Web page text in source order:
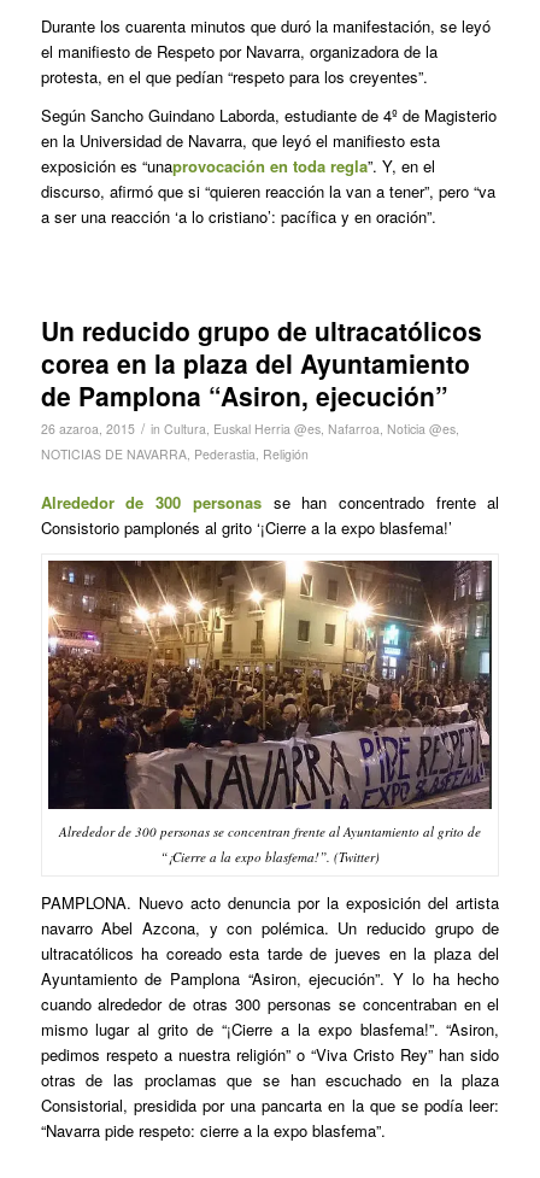
Durante los cuarenta minutos que duró la manifestación, se leyó
el manifiesto de Respeto por Navarra, organizadora de la
protesta, en el que pedían “respeto para los creyentes”.
Según Sancho Guindano Laborda, estudiante de 4º de Magisterio
en la Universidad de Navarra, que leyó el manifiesto esta
exposición es “unaprovocación en toda regla”. Y, en el
discurso, afirmó que si “quieren reacción la van a tener”, pero “va
a ser una reacción ‘a lo cristiano’: pacífica y en oración”.
Un reducido grupo de ultracatólicos
corea en la plaza del Ayuntamiento
de Pamplona “Asiron, ejecución”
26 azaroa, 2015 / in Cultura Euskal Herria @es, Nafarroa Noticia @es,
NOTICIAS DE NAVARRA, Pederastia Religión
Alrededor de 300 personasse han concentrado frente al
Consistorio pamplonés al grito ‘¡Cierre a la expo blasfema!’
Alrededor de 300 personas se concentran frente al Ayuntamiento al grito de
“¡Cierre a la expo blasfema!”. (Twitter)
PAMPLONA. Nuevo acto denuncia por la exposición del artista
navarro Abel Azcona, y con polémica. Un reducido grupo de
ultracatólicos ha coreado esta tarde de jueves en la plaza del
Ayuntamiento de Pamplona “Asiron, ejecución”. Y lo ha hecho
cuando alrededor de otras 300 personas se concentraban en el
mismo lugar al grito de “¡Cierre a la expo blasfema!”. “Asiron,
pedimos respeto a nuestra religión” o “Viva Cristo Rey” han sido
otras de las proclamas que se han escuchado en la plaza
Consistorial, presidida por una pancarta en la que se podía leer:
“Navarra pide respeto: cierre a la expo blasfema”.